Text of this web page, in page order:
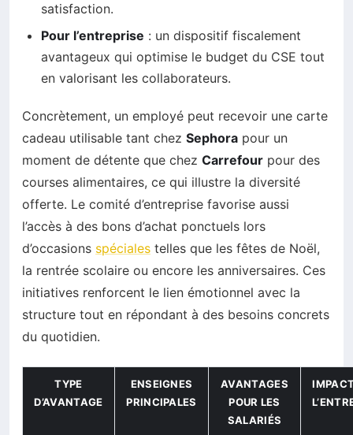
satisfaction.
Pour l’entreprise : un dispositif fiscalement
avantageux qui optimise le budget du CSE tout
en valorisant les collaborateurs.
Concrètement, un employé peut recevoir une carte
cadeau utilisable tant chez Sephora pour un
moment de détente que chez Carrefour pour des
courses alimentaires, ce qui illustre la diversité
offerte. Le comité d’entreprise favorise aussi
l’accès à des bons d’achat ponctuels lors
d’occasions spéciales telles que les fêtes de Noël,
la rentrée scolaire ou encore les anniversaires. Ces
initiatives renforcent le lien émotionnel avec la
structure tout en répondant à des besoins concrets
du quotidien.
TYPE
D’AVANTAGE
ENSEIGNES
PRINCIPALES
AVANTAGES
POUR LES
SALARIÉS